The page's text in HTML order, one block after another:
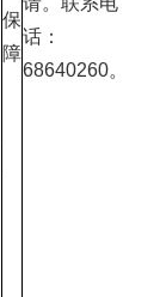
保
障
话：
68640260。